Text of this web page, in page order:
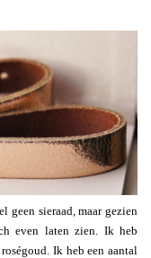
geen sieraad, maar gezien
even laten zien. Ik heb
Ik heb een aantal